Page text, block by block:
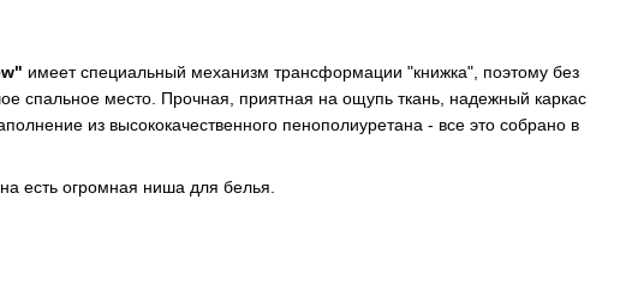
имеет специальный механизм трансформации "книжка", поэтому без
спальное место. Прочная, приятная на ощупь ткань, надежный каркас
из высококачественного пенополиуретана - все это собрано в
есть огромная ниша для белья.